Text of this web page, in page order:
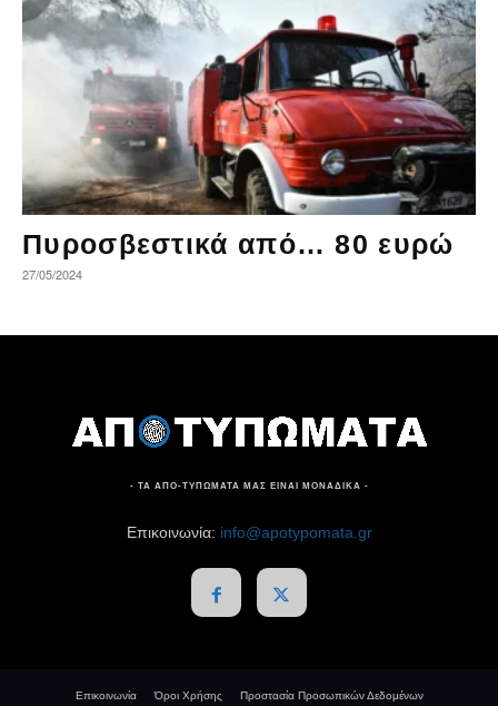
Πυροσβεστικά από… 80 ευρώ
27/05/2024
- ΤΑ ΑΠΟ-ΤΥΠΩΜΑΤΑ ΜΑΣ ΕΙΝΑΙ ΜΟΝΑΔΙΚΑ -
Επικοινωνία: info@apotypomata.gr
Επικοινωνία Όροι Χρήσης Προστασία Προσωπικών Δεδομένων